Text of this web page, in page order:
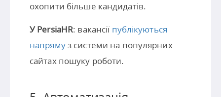
охопити більше кандидатів.
У PersiaHR: вакансії публікуються
напрямуз системи на популярних
сайтах пошуку роботи.